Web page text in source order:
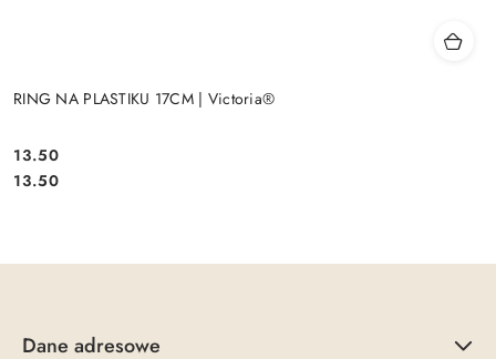
RING NA PLASTIKU 17CM | Victoria®
Cena:
13.50
Cena:
13.50
Dane adresowe